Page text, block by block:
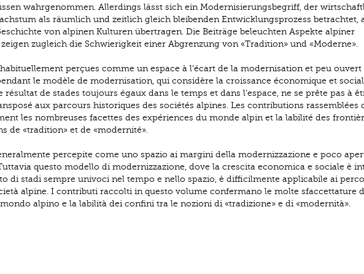
wahrgenommen. Allerdings lässt sich ein Modernisierungsbegriff, der
als räumlich und zeitlich gleich bleibenden Entwicklungsprozess betrachtet,
von alpinen Kulturen übertragen. Die Beiträge beleuchten Aspekte alpiner
zugleich die Schwierigkeit einer Abgrenzung von «Tradition» und «Moderne».
perçues comme un espace à l’écart de la modernisation et peu ouvert
le modèle de modernisation, qui considère la croissance économique et
résultat de stades toujours égaux dans le temps et dans l’espace, ne se prête pas à
aux parcours historiques des sociétés alpines. Les contributions rassemblées
les nombreuses facettes des expériences du monde alpin et la labilité des
de «tradition» et de «modernité».
percepite come uno spazio ai margini della modernizzazione e poco
questo modello di modernizzazione, dove la crescita economica e sociale è
di stadi sempre univoci nel tempo e nello spazio, è difficilmente applicabile ai
alpine. I contributi raccolti in questo volume confermano le molte sfaccettature
alpino e la labilità dei confini tra le nozioni di «tradizione» e di «modernità».